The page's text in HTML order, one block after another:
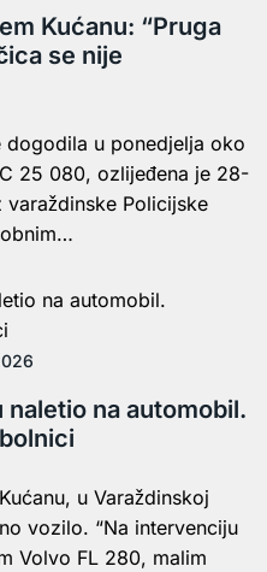
Kućanu: “Pruga
se nije
dogodila u ponedjelja oko
25 080, ozlijeđena je 28-
Policijske
naletio na automobil.
u Varaždinskoj
vozilo. “Na intervenciju
Volvo FL 280, malim